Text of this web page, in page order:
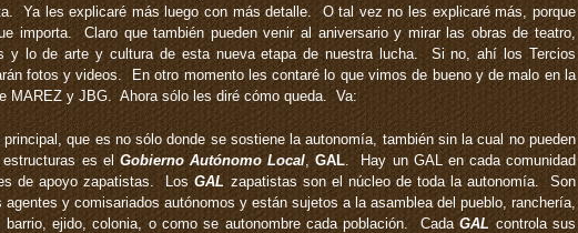
Ya les explicaré más luego con más detalle. O tal vez no les explicaré más, porque
importa. Claro que también pueden venir al aniversario y mirar las obras de teatro,
y lo de arte y cultura de esta nueva etapa de nuestra lucha. Si no, ahí los Tercios
fotos y videos. En otro momento les contaré lo que vimos de bueno y de malo en la
MAREZ y JBG. Ahora sólo les diré cómo queda. Va:
que es no sólo donde se sostiene la autonomía, también sin la cual no pueden
es el Gobierno Autónomo Local ,GAL . Hay un GAL en cada comunidad
de apoyo zapatistas. LosGAL zapatistas son el núcleo de toda la autonomía. Son
agentes y comisariados autónomos y están sujetos a la asamblea del pueblo, ranchería,
barrio, ejido, colonia, o como se autonombre cada población. CadaGAL controla sus